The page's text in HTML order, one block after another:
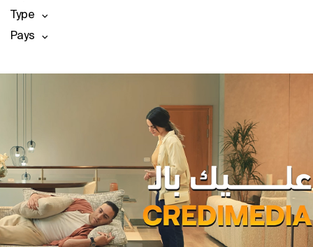
Type
Pays